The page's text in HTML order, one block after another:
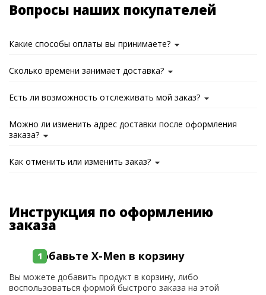
Вопросы наших покупателей
Какие способы оплаты вы принимаете?
Сколько времени занимает доставка?
Есть ли возможность отслеживать мой заказ?
Можно ли изменить адрес доставки после оформления
заказа?
Как отменить или изменить заказ?
Инструкция по оформлению
заказа
Добавьте X-Men в корзину
Вы можете добавить продукт в корзину, либо
воспользоваться формой быстрого заказа на этой